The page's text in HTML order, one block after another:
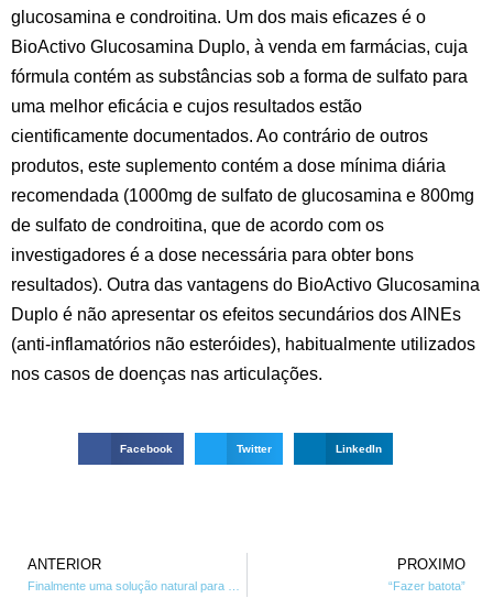
glucosamina e condroitina. Um dos mais eficazes é o
BioActivo Glucosamina Duplo, à venda em farmácias, cuja
fórmula contém as substâncias sob a forma de sulfato para
uma melhor eficácia e cujos resultados estão
cientificamente documentados. Ao contrário de outros
produtos, este suplemento contém a dose mínima diária
recomendada (1000mg de sulfato de glucosamina e 800mg
de sulfato de condroitina, que de acordo com os
investigadores é a dose necessária para obter bons
resultados). Outra das vantagens do BioActivo Glucosamina
Duplo é não apresentar os efeitos secundários dos AINEs
(anti-inflamatórios não esteróides), habitualmente utilizados
nos casos de doenças nas articulações.
Facebook Twitter LinkedIn
ANTERIOR PROXIMO
“Fazer batota”